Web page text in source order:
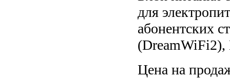
для
абонентских
Цена на